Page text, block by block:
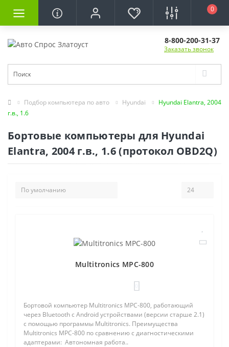
0
8-800-200-31-37
Заказать звонок
Подбор компьютера по авто Hyundai
Hyundai Elantra, 2004
г.в., 1.6
Бортовые компьютеры для Hyundai
Elantra, 2004 г.в., 1.6 (протокол OBD2Q)
Multitronics MPC-800
Бортовой компьютер Multitronics MPC-800, работающий
через Bluetooth с Android устройствами (версии старше 2.1)
с помощью программы Multitronics. Преимущества
Multitronics MPC-800 по сравнению с диагностическими
адаптерами: Автономная работа..